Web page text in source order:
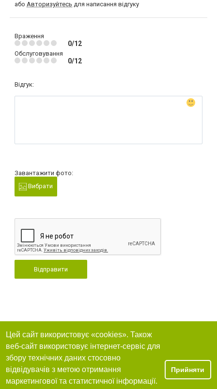
або Авторизуйтесь для написання відгуку
Враження
0/12
Обслуговування
0/12
Відгук:
Завантажити фото:
Вибрати
Відправити
Цей сайт використовує «cookies». Також
веб-сайт використовує інтернет-сервіс для
збору технічних даних стосовно
відвідувачів з метою отримання
маркетингової та статистичної інформації.
Прийняти